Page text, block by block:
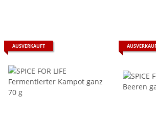
AUSVERKAUFT